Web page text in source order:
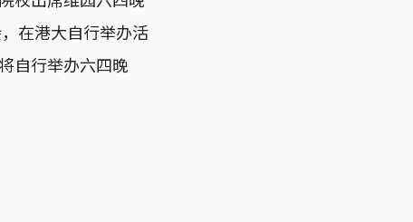
在港大自行举办活
自行举办六四晚